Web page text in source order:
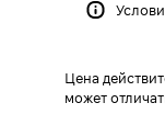
Цена
может